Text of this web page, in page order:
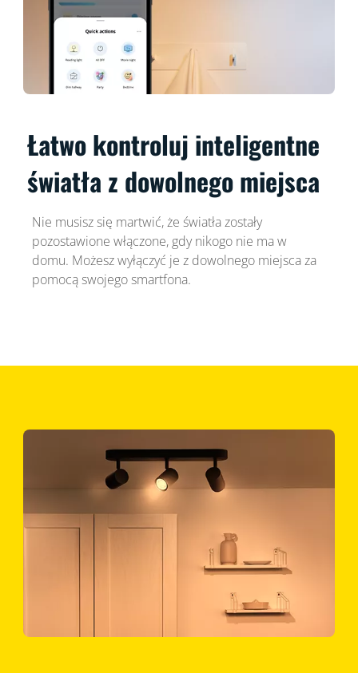
Łatwo kontroluj inteligentne
światła z dowolnego miejsca
Nie musisz się martwić, że światła zostały
pozostawione włączone, gdy nikogo nie ma w
domu. Możesz wyłączyć je z dowolnego miejsca za
pomocą swojego smartfona.